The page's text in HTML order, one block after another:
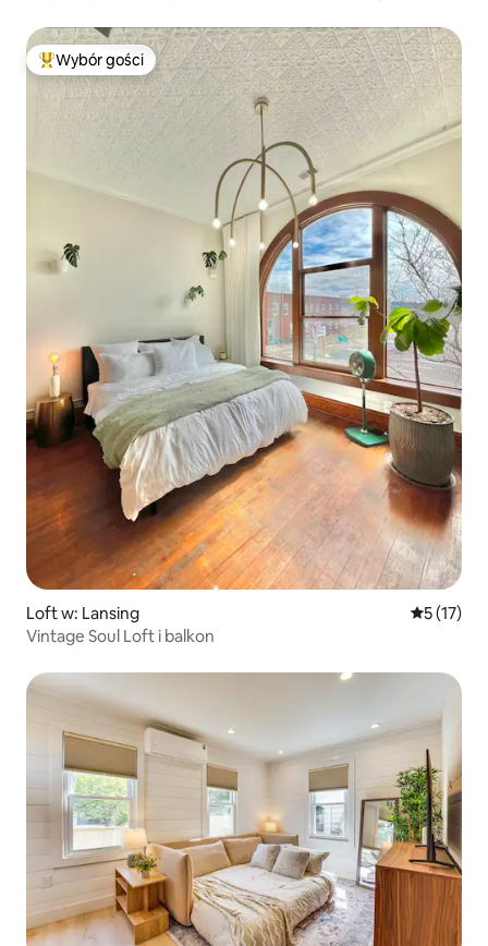
Najpopularniejsze z kategorii Wybór gości
Wybór gości
Loft w: Lansing Średnia
5 (17)
Vintage Soul Loft i balkon